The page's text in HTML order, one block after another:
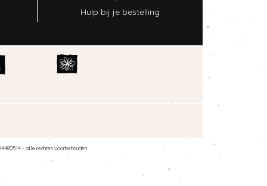
Hulp bij je bestelling
- alle rechten voorbehouden